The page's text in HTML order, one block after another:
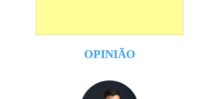
OPINIÃO